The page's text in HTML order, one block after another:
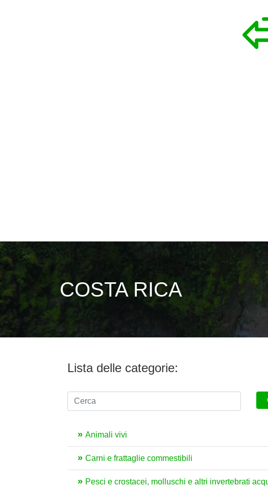
COSTA RICA
Lista delle categorie:
Animali vivi
Carni e frattaglie commestibili
Pesci e crostacei, molluschi e altri invertebrati